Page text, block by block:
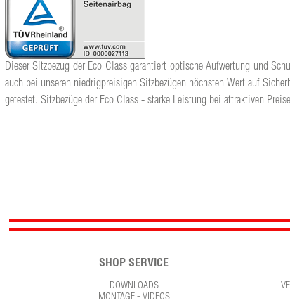
Dieser Sitzbezug der Eco Class garantiert optische Aufwertung und
auch bei unseren niedrigpreisigen Sitzbezügen höchsten Wert auf
getestet. Sitzbezüge der Eco Class - starke Leistung bei attraktiven
SHOP SERVICE
DOWNLOADS
MONTAGE - VIDEOS